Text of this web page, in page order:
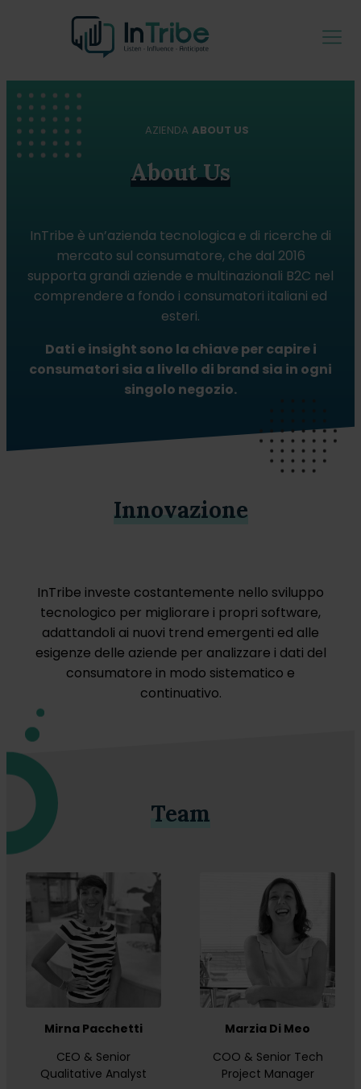
AZIENDA ABOUT US
About Us
InTribe è un’azienda tecnologica e di ricerche di
mercato sul consumatore, che dal 2016
supporta grandi aziende e multinazionali B2C nel
comprendere a fondo i consumatori italiani ed
esteri.
Dati e insight sono la chiave per capire i
consumatori sia a livello di brand sia in ogni
singolo negozio.
Innovazione
InTribe investe costantemente nello sviluppo
tecnologico per migliorare i propri software,
adattandoli ai nuovi trend emergenti ed alle
esigenze delle aziende per analizzare i dati del
consumatore in modo sistematico e
continuativo.
Team
Mirna Pacchetti
CEO & Senior
Qualitative Analyst
Marzia Di Meo
COO & Senior Tech
Project Manager